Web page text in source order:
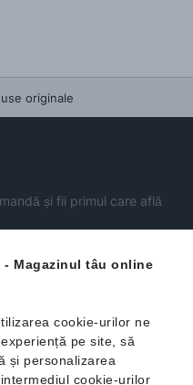
Magazinul tâu online
cookie-urilor ne
pe site, să
și personalizarea
cookie-urilor
originale
și fii primul care află
ABONEAZĂ-TE